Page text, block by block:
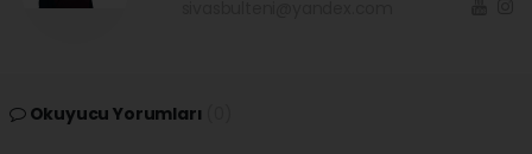
Okuyucu Yorumları